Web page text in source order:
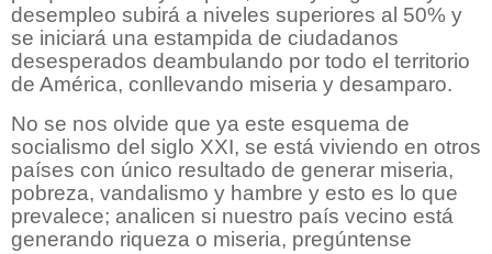
desempleo subirá a niveles superiores al 50% y
se iniciará una estampida de ciudadanos
desesperados deambulando por todo el territorio
de América, conllevando miseria y desamparo.
No se nos olvide que ya este esquema de
socialismo del siglo XXI, se está viviendo en otros
países con único resultado de generar miseria,
pobreza, vandalismo y hambre y esto es lo que
prevalece; analicen si nuestro país vecino está
generando riqueza o miseria, pregúntense